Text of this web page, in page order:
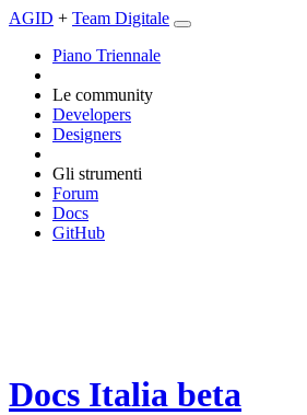
AGID + Team Digitale
Piano Triennale
Le community
Developers
Designers
Gli strumenti
Forum
Docs
GitHub
Docs Italia beta